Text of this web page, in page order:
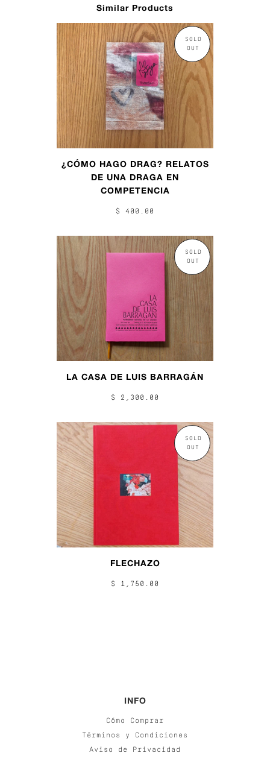
Similar Products
SOLD
OUT
¿CÓMO HAGO DRAG? RELATOS
DE UNA DRAGA EN
COMPETENCIA
$ 400.00
SOLD
OUT
LA CASA DE LUIS BARRAGÁN
$ 2,300.00
SOLD
OUT
FLECHAZO
$ 1,750.00
INFO
Cómo Comprar
Términos y Condiciones
Aviso de Privacidad